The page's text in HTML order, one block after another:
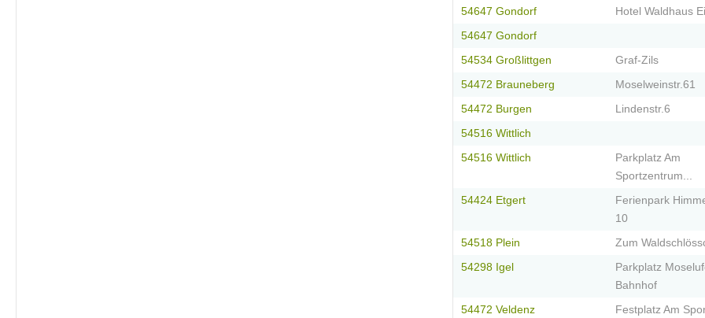
54647 Gondorf Hotel Waldhaus
54647 Gondorf
54534 Großlittgen Graf-Zils
54472 Brauneberg Moselweinstr.61
54472 Burgen Lindenstr.6
54516 Wittlich
54516 Wittlich
Parkplatz Am
Sportzentrum...
54424 Etgert
Ferienpark
10
54518 Plein Zum
54298 Igel
Parkplatz
Bahnhof
54472 Veldenz Festplatz Am